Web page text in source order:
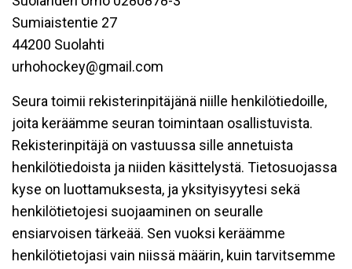
Sumiaistentie 27
44200 Suolahti
urhohockey@gmail.com
Seura toimii rekisterinpitäjänä niille henkilötiedoille,
joita keräämme seuran toimintaan osallistuvista.
Rekisterinpitäjä on vastuussa sille annetuista
henkilötiedoista ja niiden käsittelystä. Tietosuojassa
kyse on luottamuksesta, ja yksityisyytesi sekä
henkilötietojesi suojaaminen on seuralle
ensiarvoisen tärkeää. Sen vuoksi keräämme
henkilötietojasi vain niissä määrin, kuin tarvitsemme